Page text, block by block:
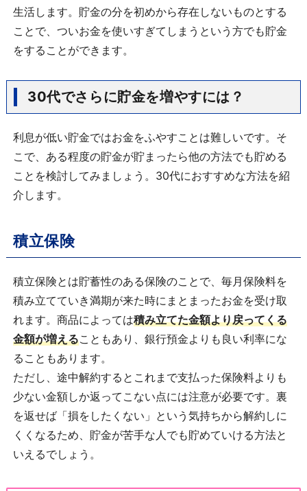
生活します。貯金の分を初めから存在しないものとする
ことで、ついお金を使いすぎてしまうという方でも貯金
をすることができます。
30代でさらに貯金を増やすには？
利息が低い貯金ではお金をふやすことは難しいです。そ
こで、ある程度の貯金が貯まったら他の方法でも貯める
ことを検討してみましょう。30代におすすめな方法を紹
介します。
積立保険
積立保険とは貯蓄性のある保険のことで、毎月保険料を
積み立てていき満期が来た時にまとまったお金を受け取
れます。商品によっては積み立てた金額より戻ってくる
金額が増えることもあり、銀行預金よりも良い利率にな
ることもあります。
ただし、途中解約するとこれまで支払った保険料よりも
少ない金額しか返ってこない点には注意が必要です。裏
を返せば「損をしたくない」という気持ちから解約しに
くくなるため、貯金が苦手な人でも貯めていける方法と
いえるでしょう。